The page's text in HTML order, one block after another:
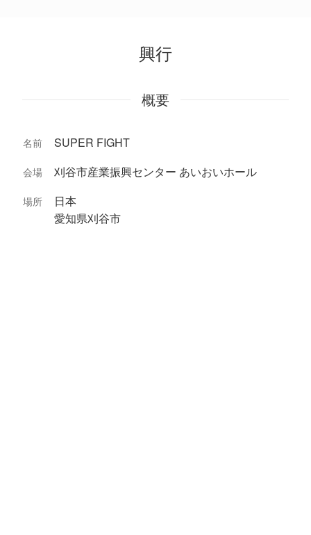
興行
概要
名前 SUPER FIGHT
会場 刈谷市産業振興センター あいおいホール
場所
日本
愛知県刈谷市